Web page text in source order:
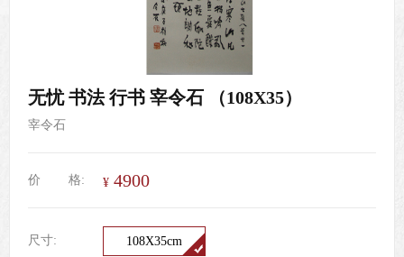
无忧 书法 行书 宰令石 （108X35）
宰令石
价 格: ¥ 4900
尺寸: 108X35cm